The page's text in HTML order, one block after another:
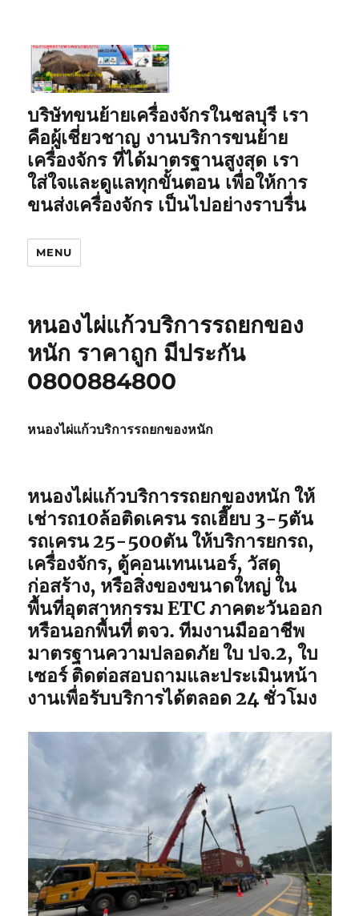
บริษัทขนย้ายเครื่องจักรในชลบุรี เรา
คือผู้เชี่ยวชาญ งานบริการขนย้าย
เครื่องจักร ที่ได้มาตรฐานสูงสุด เรา
ใส่ใจและดูแลทุกขั้นตอน เพื่อให้การ
ขนส่งเครื่องจักร เป็นไปอย่างราบรื่น
MENU
หนองไผ่แก้วบริการรถยกของ
หนัก ราคาถูก มีประกัน
0800884800
หนองไผ่แก้วบริการรถยกของหนัก
หนองไผ่แก้วบริการรถยกของหนัก ให้
เช่ารถ10ล้อติดเครน รถเฮี๊ยบ 3-5ตัน
รถเครน 25-500ตัน ให้บริการยกรถ,
เครื่องจักร, ตู้คอนเทนเนอร์, วัสดุ
ก่อสร้าง, หรือสิ่งของขนาดใหญ่ ใน
พื้นที่อุตสาหกรรม ETC ภาคตะวันออก
หรือนอกพื้นที่ ตจว. ทีมงานมืออาชีพ
มาตรฐานความปลอดภัย ใบ ปจ.2, ใบ
เซอร์ ติดต่อสอบถามและประเมินหน้า
งานเพื่อรับบริการได้ตลอด 24 ชั่วโมง